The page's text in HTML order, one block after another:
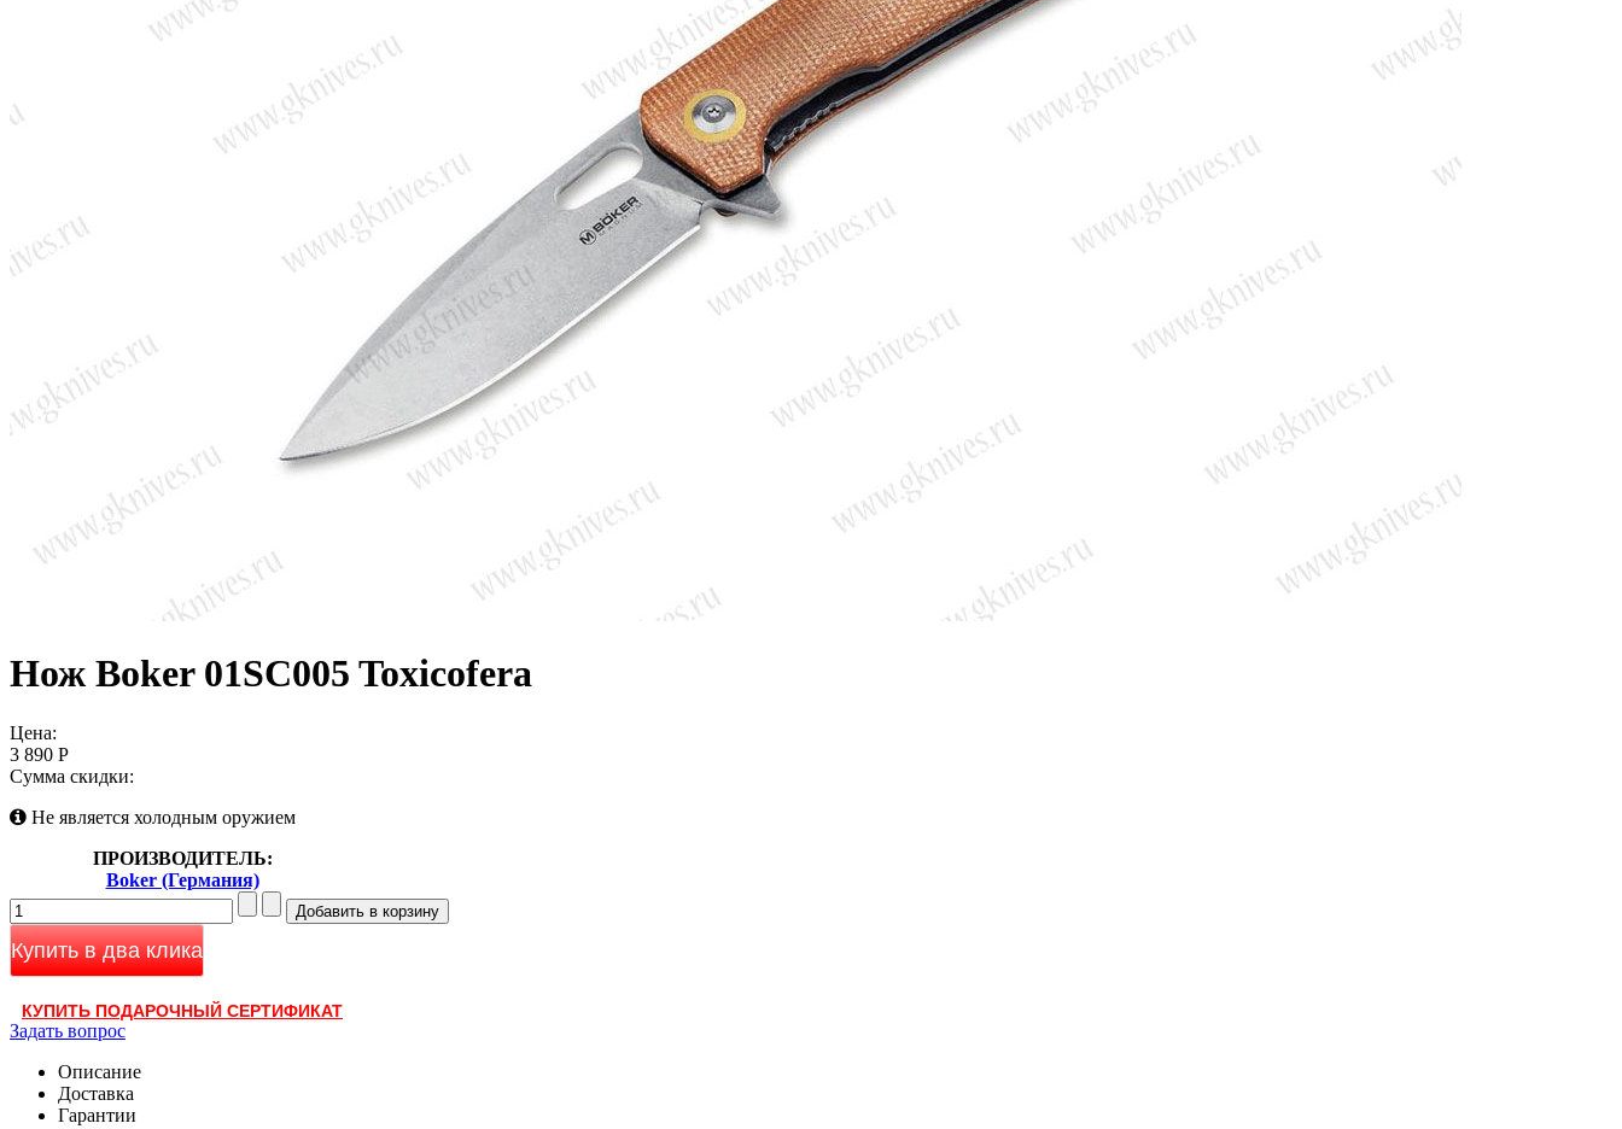
Нож Boker 01SC005 Toxicofera
Цена:
3 890 Р
Сумма скидки:
Не является холодным оружием
ПРОИЗВОДИТЕЛЬ:
Boker (Германия)
Купить в два клика
КУПИТЬ ПОДАРОЧНЫЙ СЕРТИФИКАТ
Задать вопрос
Описание
Доставка
Гарантии